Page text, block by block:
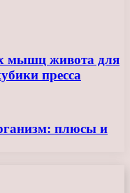
мышц живота для
пресса
плюсы и